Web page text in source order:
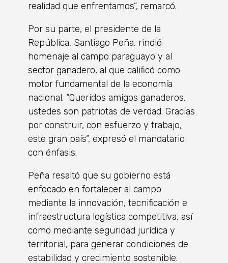
realidad que enfrentamos”, remarcó.
Por su parte, el presidente de la
República, Santiago Peña, rindió
homenaje al campo paraguayo y al
sector ganadero, al que calificó como
motor fundamental de la economía
nacional. “Queridos amigos ganaderos,
ustedes son patriotas de verdad. Gracias
por construir, con esfuerzo y trabajo,
este gran país”, expresó el mandatario
con énfasis.
Peña resaltó que su gobierno está
enfocado en fortalecer al campo
mediante la innovación, tecnificación e
infraestructura logística competitiva, así
como mediante seguridad jurídica y
territorial, para generar condiciones de
estabilidad y crecimiento sostenible.